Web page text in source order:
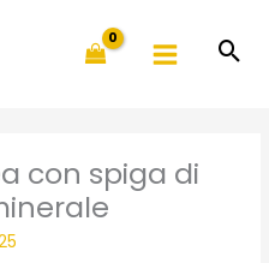
con spiga di